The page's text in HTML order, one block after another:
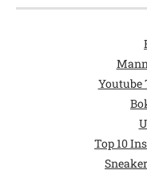
Youtube
Top 10